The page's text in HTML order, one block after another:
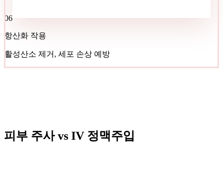
06
항산화 작용
활성산소 제거, 세포 손상 예방
피부 주사vs IV 정맥주입